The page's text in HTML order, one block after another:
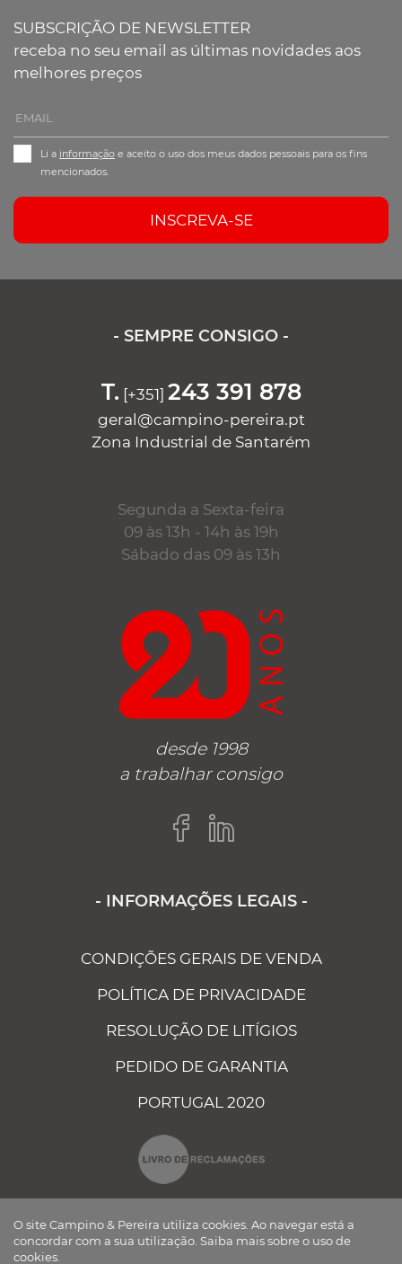
SUBSCRIÇÃO DE NEWSLETTER
receba no seu email as últimas novidades aos
melhores preços
Li a informação e aceito o uso dos meus dados pessoais para os fins
mencionados.
INSCREVA-SE
- SEMPRE CONSIGO -
T. [+351] 243 391 878
geral@campino-pereira.pt
Zona Industrial de Santarém
Segunda a Sexta-feira
09 às 13h - 14h às 19h
Sábado das 09 às 13h
desde 1998
a trabalhar consigo
- INFORMAÇÕES LEGAIS -
CONDIÇÕES GERAIS DE VENDA
POLÍTICA DE PRIVACIDADE
RESOLUÇÃO DE LITÍGIOS
PEDIDO DE GARANTIA
PORTUGAL 2020
CAMPINO E PEREIRA - COMPONENTES ELÉCTRICOS AUTO, LDA ©
O site Campino & Pereira utiliza cookies. Ao navegar está a
concordar com a sua utilização. Saiba mais sobre o uso de
cookies.